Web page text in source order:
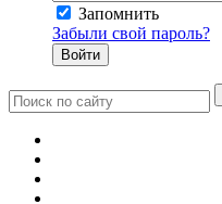
Запомнить
Забыли свой пароль?